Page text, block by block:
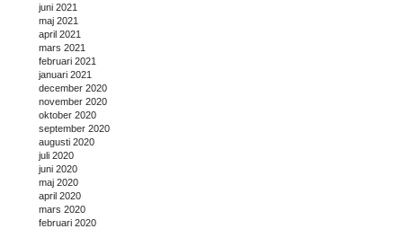
juni 2021
maj 2021
april 2021
mars 2021
februari 2021
januari 2021
december 2020
november 2020
oktober 2020
september 2020
augusti 2020
juli 2020
juni 2020
maj 2020
april 2020
mars 2020
februari 2020